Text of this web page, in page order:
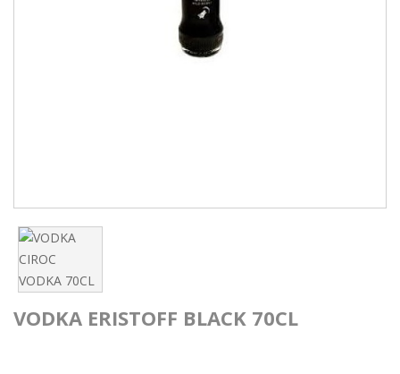
VODKA ERISTOFF BLACK 70CL